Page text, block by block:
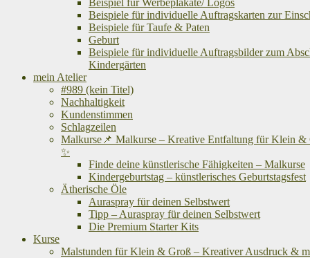
Beispiel für Werbeplakate/ Logos
Beispiele für individuelle Auftragskarten zur
Beispiele für Taufe & Paten
Geburt
Beispiele für individuelle Auftragsbilder zum
Kindergärten
mein Atelier
#989 (kein Titel)
Nachhaltigkeit
Kundenstimmen
Schlagzeilen
Malkurse📌 Malkurse – Kreative Entfaltung für Klein &
✨
Finde deine künstlerische Fähigkeiten – Malkurse
Kindergeburtstag – künstlerisches Geburtstagsfest
Ätherische Öle
Auraspray für deinen Selbstwert
Tipp – Auraspray für deinen Selbstwert
Die Premium Starter Kits
Kurse
Malstunden für Klein & Groß – Kreativer Ausdruck &